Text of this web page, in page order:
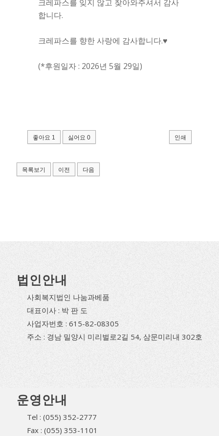
크레파스를 잊지 않고 찾아와주셔서 감사
합니다.
크레파스를 향한 사랑에 감사합니다.♥
(*후원일자 : 2026년 5월 29일)
좋아요 1 싫어요 0 인쇄
목록보기 이전 다음
법인안내
사회복지법인 나눔과베품
대표이사 : 박 판 도
사업자번호 : 615-82-08305
주소 : 경남 밀양시 미리벌로2길 54, 삼문미리내 302호
운영안내
Tel : (055) 352-2777
Fax : (055) 353-1101